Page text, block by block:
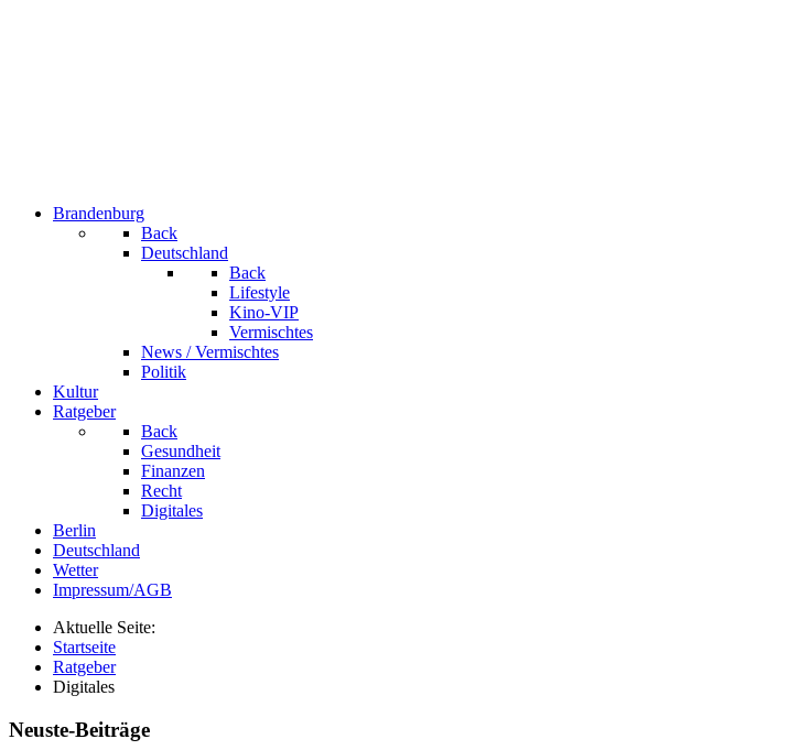
Brandenburg
Back
Deutschland
Back
Lifestyle
Kino-VIP
Vermischtes
News / Vermischtes
Politik
Kultur
Ratgeber
Back
Gesundheit
Finanzen
Recht
Digitales
Berlin
Deutschland
Wetter
Impressum/AGB
Aktuelle Seite:
Startseite
Ratgeber
Digitales
Neuste-Beiträge